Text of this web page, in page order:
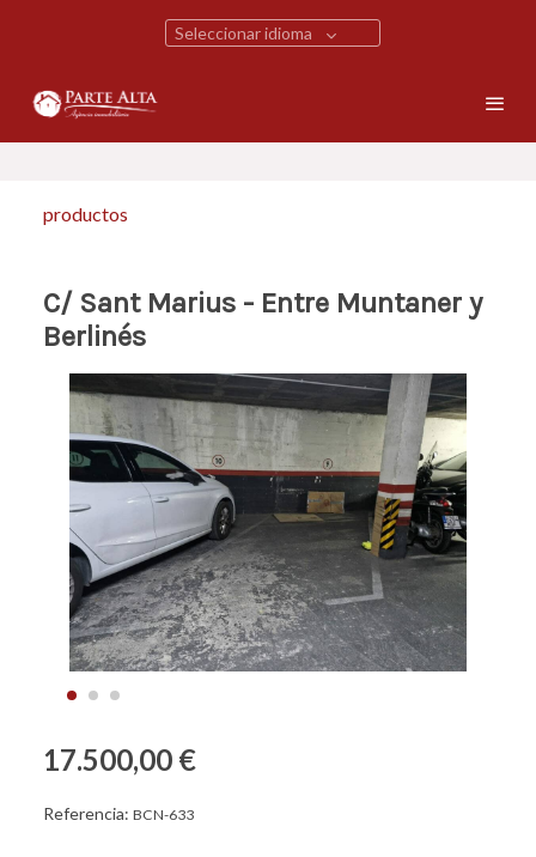
Seleccionar idioma
productos
C/ Sant Marius - Entre Muntaner y
Berlinés
17.500,00 €
Referencia: BCN-633